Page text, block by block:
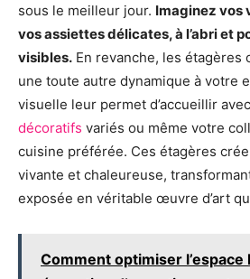
sous le meilleur jour. Imaginez vos
vos assiettes délicates, à l’abri et
visibles. En revanche, les
une toute autre dynamique à votre
visuelle leur permet d’accueillir
décoratifs variés ou même votre
cuisine préférée. Ces étagères
vivante et chaleureuse,
exposée en véritable œuvre d’art
Comment optimiser l’espace